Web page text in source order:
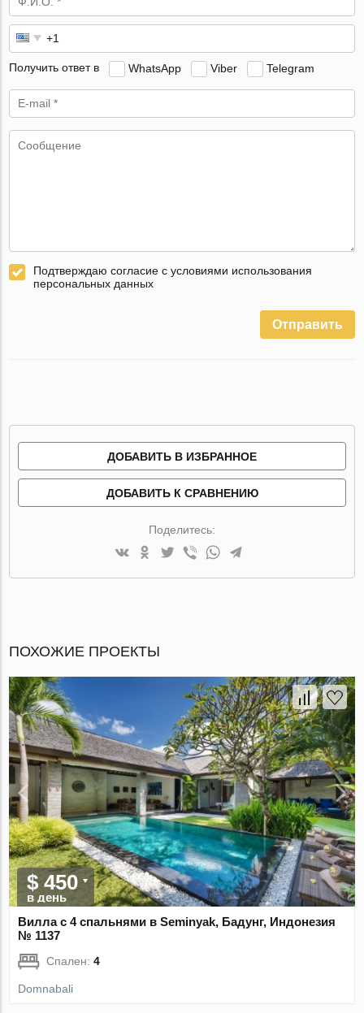
Получить ответ в WhatsApp Viber Telegram
Подтверждаю согласие с условиями использования
персональных данных
Отправить
ДОБАВИТЬ В ИЗБРАННОЕ
ДОБАВИТЬ К СРАВНЕНИЮ
Поделитесь:
ПОХОЖИЕ ПРОЕКТЫ
$ 450
в день
Вилла с 4 спальнями в Seminyak, Бадунг, Индонезия
№ 1137
Спален:4
Domnabali